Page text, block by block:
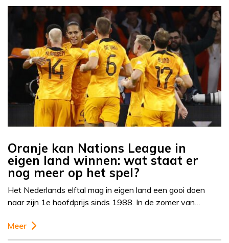
Oranje kan Nations League in
eigen land winnen: wat staat er
nog meer op het spel?
Het Nederlands elftal mag in eigen land een gooi doen
naar zijn 1e hoofdprijs sinds 1988. In de zomer van…
Meer